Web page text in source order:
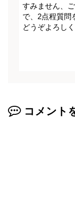
すみません、
で、2点程質問
どうぞよろし
コメント